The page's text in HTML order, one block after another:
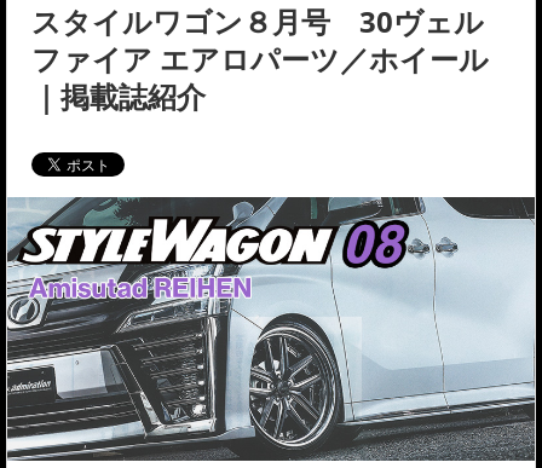
スタイルワゴン８月号 30ヴェル
ファイア エアロパーツ／ホイール
｜掲載誌紹介